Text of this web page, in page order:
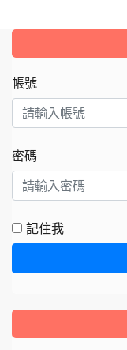
:::
帳號
密碼
記住我